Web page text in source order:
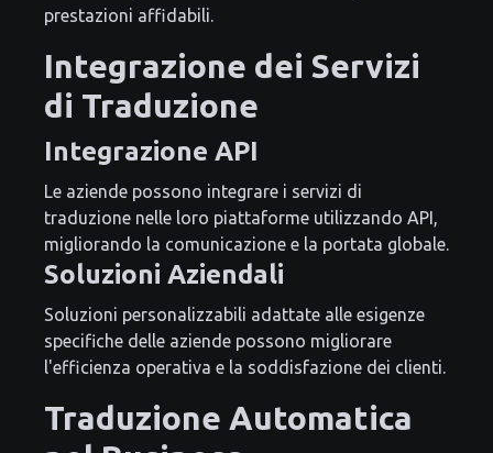
prestazioni affidabili.
Integrazione dei Servizi
di Traduzione
Integrazione API
Le aziende possono integrare i servizi di
traduzione nelle loro piattaforme utilizzando API,
migliorando la comunicazione e la portata globale.
Soluzioni Aziendali
Soluzioni personalizzabili adattate alle esigenze
specifiche delle aziende possono migliorare
l'efficienza operativa e la soddisfazione dei clienti.
Traduzione Automatica